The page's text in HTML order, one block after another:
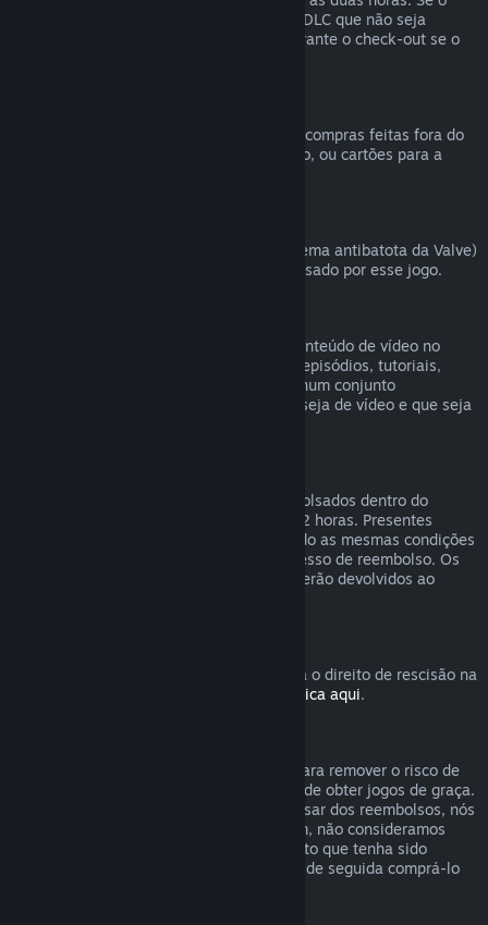
conjunto contiver um item de um jogo ou DLC que não seja
reembolsável, o Steam irá informar-te durante o check-out se o
A Valve não pode emitir reembolsos para compras feitas fora do
Steam (como CD Keys, códigos de produto, ou cartões para a
Caso tenhas sido banido pelo VAC (o sistema antibatota da Valve)
num jogo, perdes o direito de ser reembolsado por esse jogo.
Não podemos efetuar reembolsos para conteúdo de vídeo no
Steam (filmes, curtas-metragens, séries, episódios, tutoriais,
etc.), a não ser que o vídeo seja vendido num conjunto
juntamente com outro conteúdo que não seja de vídeo e que seja
Presentes não ativados podem ser reembolsados dentro do
período de reembolso normal de 14 dias/2 horas. Presentes
ativados podem ser reembolsados segundo as mesmas condições
se o recipiente do presente iniciar o processo de reembolso. Os
fundos usados para comprar o presente serão devolvidos ao
Para uma explicação sobre como funciona o direito de rescisão na
clica aqui.
O sistema de reembolsos foi concebido para remover o risco de
compra no Steam – não como uma forma de obter jogos de graça.
Caso se torne aparente que estejas a abusar dos reembolsos, nós
poderemos parar de te oferecê-los. Porém, não consideramos
abuso pedir um reembolso para um produto que tenha sido
comprado logo antes de uma promoção e de seguida comprá-lo